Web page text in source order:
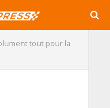
tout pour la